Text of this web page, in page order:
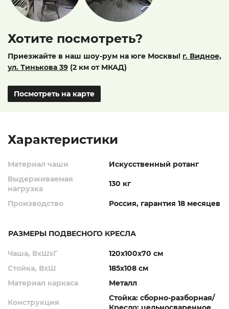
Хотите посмотреть?
Приезжайте в наш шоу-рум на юге Москвы! г. Видное,
ул. Тинькова 39 (2 км от МКАД)
Посмотреть на карте
Характеристики
Материал чаши
Искусственный ротанг
Выдерживаемая
нагрузка
130 кг
Производство Россия, гарантия 18 месяцев
РАЗМЕРЫ ПОДВЕСНОГО КРЕСЛА
Чаша, ВхШхГ
120х100х70 см
Стойка, ВхШ
185х108 см
Материал каркаса
Металл
Конструкция
Стойка: сборно-разборная/